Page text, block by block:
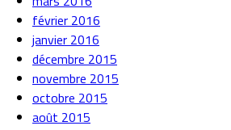
février 2016
janvier 2016
décembre 2015
novembre 2015
octobre 2015
août 2015